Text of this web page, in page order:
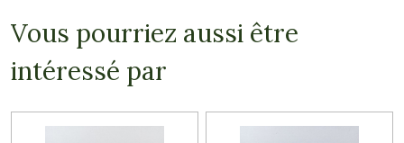
Vous pourriez aussi être
intéressé par